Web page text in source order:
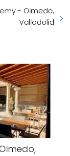
- Olmedo,
Valladolid